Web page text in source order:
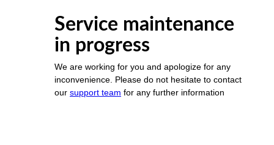
Service maintenance
in progress
We are working for you and apologize for any
inconvenience. Please do not hesitate to contact
our support team for any further information